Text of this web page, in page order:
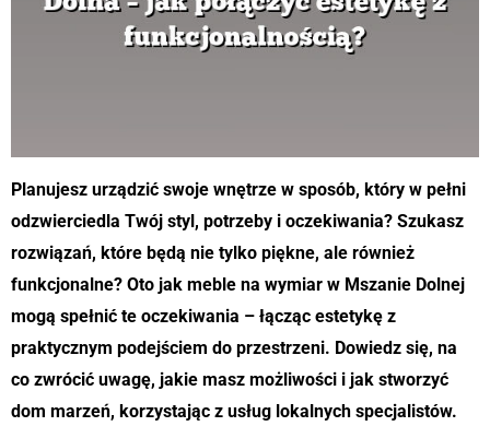
Planujesz urządzić swoje wnętrze w sposób, który w pełni
odzwierciedla Twój styl, potrzeby i oczekiwania? Szukasz
rozwiązań, które będą nie tylko piękne, ale również
funkcjonalne? Oto jak meble na wymiar w Mszanie Dolnej
mogą spełnić te oczekiwania – łącząc estetykę z
praktycznym podejściem do przestrzeni. Dowiedz się, na
co zwrócić uwagę, jakie masz możliwości i jak stworzyć
dom marzeń, korzystając z usług lokalnych specjalistów.